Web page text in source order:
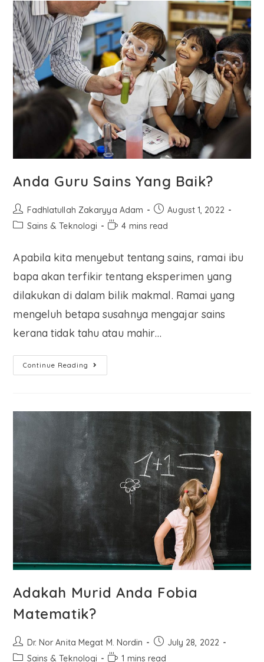
Anda Guru Sains Yang Baik?
Fadhlatullah Zakaryya Adam
August 1, 2022
Sains & Teknologi
4 mins read
Apabila kita menyebut tentang sains, ramai ibu
bapa akan terfikir tentang eksperimen yang
dilakukan di dalam bilik makmal. Ramai yang
mengeluh betapa susahnya mengajar sains
kerana tidak tahu atau mahir…
Continue Reading
Adakah Murid Anda Fobia
Matematik?
Dr. Nor Anita Megat M. Nordin
July 28, 2022
Sains & Teknologi
1 mins read